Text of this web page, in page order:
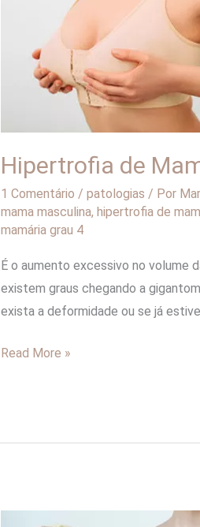
Hipertrofia de
1 Comentário / patologias / Por
mama masculina, hipertrofia de
mamária grau 4
É o aumento excessivo no volume
existem graus chegando a
exista a deformidade ou se já
Read More »